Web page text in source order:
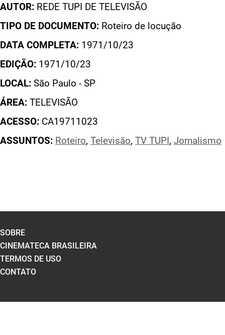
AUTOR: REDE TUPI DE TELEVISÃO
TIPO DE DOCUMENTO: Roteiro de locução
DATA COMPLETA: 1971/10/23
EDIÇÃO: 1971/10/23
LOCAL: São Paulo - SP
ÁREA: TELEVISÃO
ACESSO: CA19711023
ASSUNTOS: Roteiro, Televisão, TV TUPI , Jornalismo
SOBRE
CINEMATECA BRASILEIRA
TERMOS DE USO
CONTATO